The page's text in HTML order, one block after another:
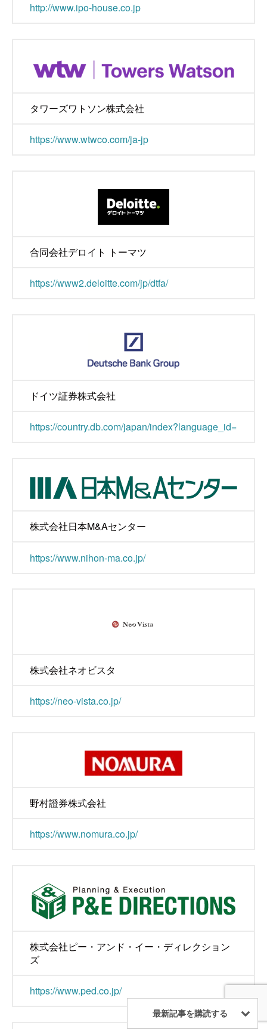
http://www.ipo-house.co.jp
タワーズワトソン株式会社
https://www.wtwco.com/ja-jp
合同会社デロイト トーマツ
https://www2.deloitte.com/jp/dtfa/
ドイツ証券株式会社
https://country.db.com/japan/index?language_id=
株式会社日本M&Aセンター
https://www.nihon-ma.co.jp/
株式会社ネオビスタ
https://neo-vista.co.jp/
野村證券株式会社
https://www.nomura.co.jp/
株式会社ピー・アンド・イー・ディレクション
ズ
https://www.ped.co.jp/
最新記事を購読する